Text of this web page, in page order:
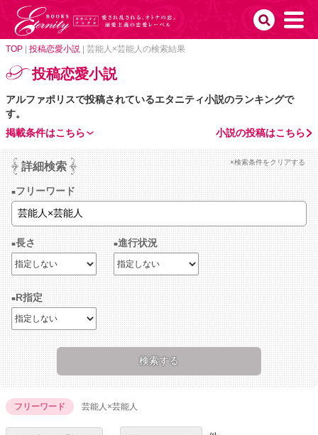
TOP 投稿恋愛小説 芸能人×芸能人の検索結果
投稿恋愛小説
アルファポリスで投稿されているエタニティ小説のランキングで
す。
小説の投稿はこちら
掲載条件はこちら
詳細検索 ×検索条件をクリアする
フリーワード
長さ 進行状況
R指定
フリーワード 芸能人×芸能人